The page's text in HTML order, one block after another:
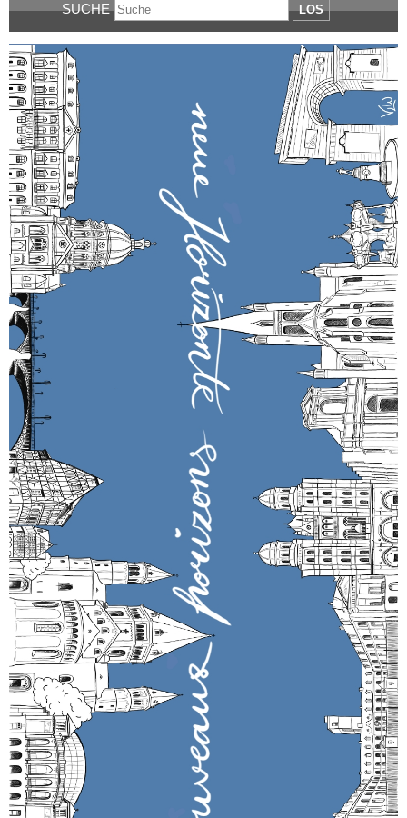
SUCHE LOS